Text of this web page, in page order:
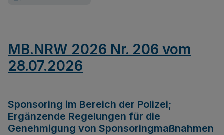
MB.NRW 2026 Nr. 206 vom
28.07.2026
Sponsoring im Bereich der Polizei;
Ergänzende Regelungen für die
Genehmigung von Sponsoringmaßnahmen